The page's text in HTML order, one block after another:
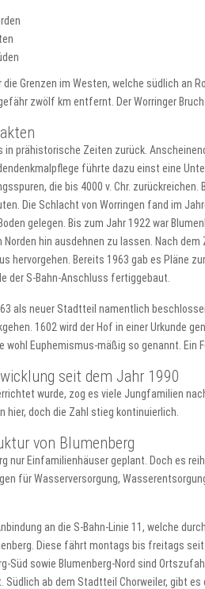
die Grenzen im Westen, welche südlich an
zwölf km entfernt. Der Worringer
in prähistorische Zeiten zurück.
führte dazu einst eine
die bis 4000 v. Chr.
Die Schlacht von Worringen fand im
gelegen. Bis zum Jahr 1922 war
Norden hin ausdehnen zu lassen. Nach
hervorgehen. Bereits 1963 gab es Pläne
der S-Bahn-Anschluss fertiggebaut.
als neuer Stadtteil namentlich
1602 wird der Hof in einer Urkunde
wohl Euphemismus-mäßig so genannt. Ein
seit dem Jahr 1990
wurde, zog es viele Jungfamilien
hier, doch die Zahl stieg kontinuierlich.
von Blumenberg
nur Einfamilienhäuser geplant. Doch es
für Wasserversorgung,
an die S-Bahn-Linie 11, welche
Diese fährt montags bis freitags
Süd sowie Blumenberg-Nord sind
Südlich ab dem Stadtteil Chorweiler, gibt